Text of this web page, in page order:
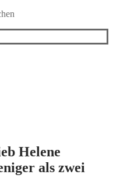
Helene
als zwei